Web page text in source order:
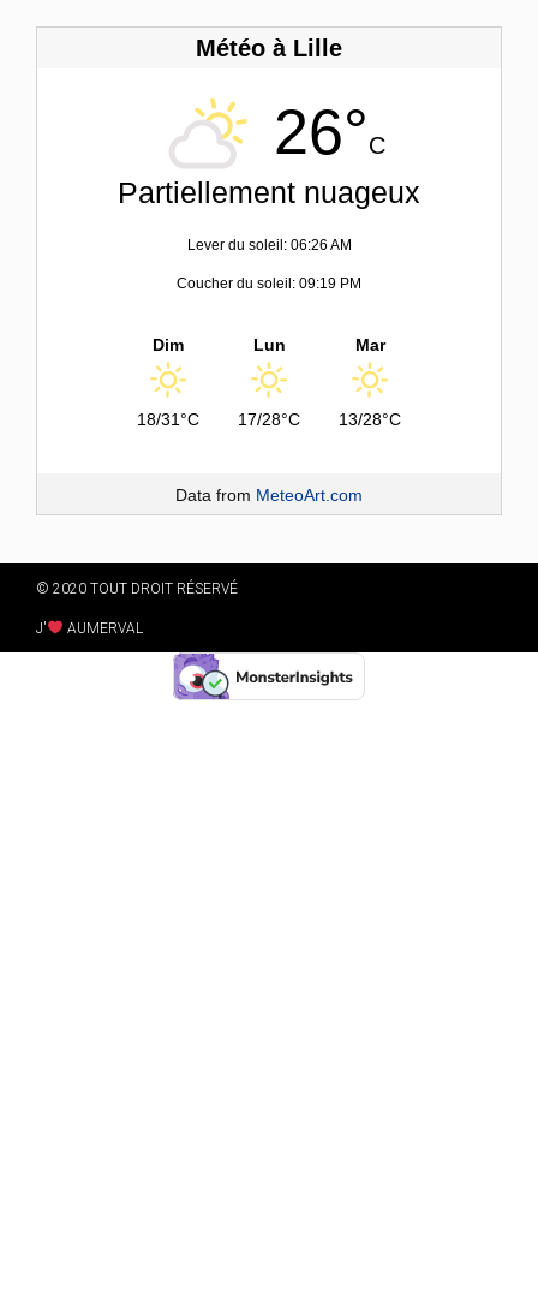
Météo à Lille
26°C
Partiellement nuageux
Lever du soleil: 06:26 AM
Coucher du soleil: 09:19 PM
Dim
18/31°C
Lun
17/28°C
Mar
13/28°C
Data from MeteoArt.com
© 2020 TOUT DROIT RÉSERVÉ
J' AUMERVAL